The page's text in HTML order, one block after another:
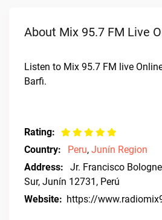
About Mix 95.7 FM Live
Listen to Mix 95.7 FM live
Barfi.
Rating:
Country:
Peru, Junín Region
Address:
Jr. Francisco
Sur, Junín 12731, Perú
Website: https://